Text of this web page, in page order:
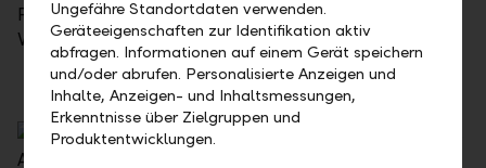
Flatz an der Spitze der LLB Österreich hier zu den
Vorreitern zu zählen."
Ungefähre Standortdaten verwenden.
Geräteeigenschaften zur Identifikation aktiv
abfragen. Informationen auf einem Gerät speichern
und/oder abrufen. Personalisierte Anzeigen und
Inhalte, Anzeigen- und Inhaltsmessungen,
Erkenntnisse über Zielgruppen und
Produktentwicklungen.